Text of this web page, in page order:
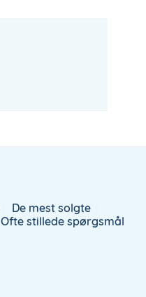
De mest solgte
Ofte stillede spørgsmål